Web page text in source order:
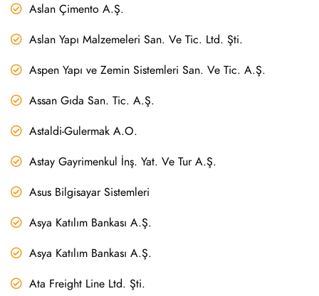
Aslan Çimento A.Ş.
Aslan Yapı Malzemeleri San. Ve Tic. Ltd. Şti.
Aspen Yapı ve Zemin Sistemleri San. Ve Tic. A.Ş.
Assan Gıda San. Tic. A.Ş.
Astaldi-Gulermak A.O.
Astay Gayrimenkul İnş. Yat. Ve Tur A.Ş.
Asus Bilgisayar Sistemleri
Asya Katılım Bankası A.Ş.
Asya Katılım Bankası A.Ş.
Ata Freight Line Ltd. Şti.